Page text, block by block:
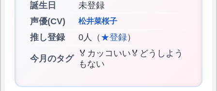
誕生日
未登録
声優(CV)
松井菜桜子
推し登録 0人（ ★登録）
今月のタグ
🏅カッコいい🏅どうしよう
もない